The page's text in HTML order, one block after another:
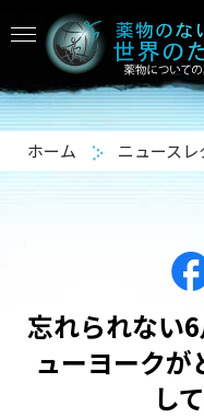
ホーム ニュースレ
忘れられない
ューヨーク
し